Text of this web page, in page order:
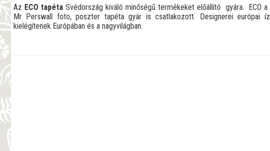
Az ECO tapétaSvédország kiváló minőségű termékeket előállító gyára. ECO
Mr Perswall foto, poszter tapéta gyár is csatlakozott. Designerei európai
kielégítenek Európában és a nagyvilágban.